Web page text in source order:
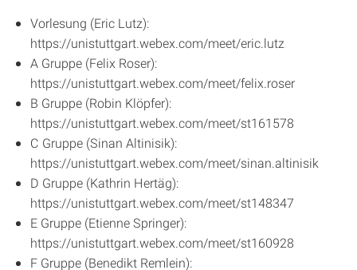
Vorlesung (Eric Lutz):
https://unistuttgart.webex.com/meet/eric.lutz
A Gruppe (Felix Roser):
https://unistuttgart.webex.com/meet/felix.roser
B Gruppe (Robin Klöpfer):
https://unistuttgart.webex.com/meet/st161578
C Gruppe (Sinan Altinisik):
https://unistuttgart.webex.com/meet/sinan.altinisik
D Gruppe (Kathrin Hertäg):
https://unistuttgart.webex.com/meet/st148347
E Gruppe (Etienne Springer):
https://unistuttgart.webex.com/meet/st160928
F Gruppe (Benedikt Remlein):